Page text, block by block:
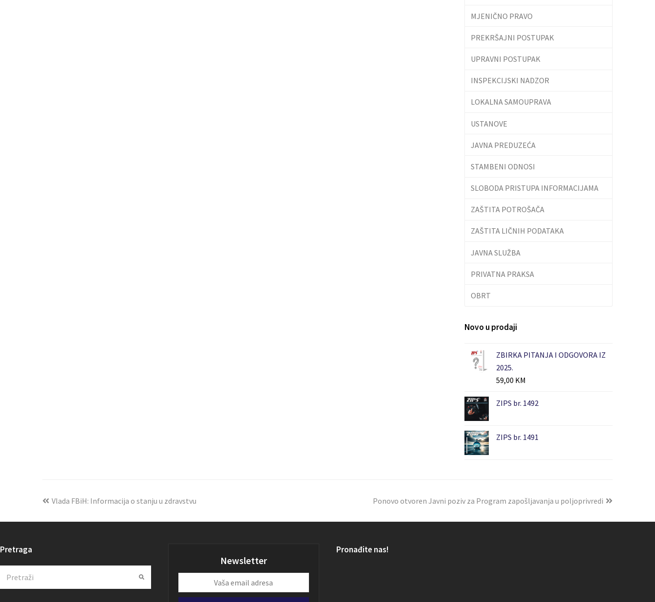
MJENIČNO PRAVO
PREKRŠAJNI POSTUPAK
UPRAVNI POSTUPAK
INSPEKCIJSKI NADZOR
LOKALNA SAMOUPRAVA
USTANOVE
JAVNA PREDUZEĆA
STAMBENI ODNOSI
SLOBODA PRISTUPA INFORMACIJAMA
ZAŠTITA POTROŠAČA
ZAŠTITA LIČNIH PODATAKA
JAVNA SLUŽBA
PRIVATNA PRAKSA
OBRT
Novo u prodaji
ZBIRKA PITANJA I ODGOVORA IZ
2025.
59,00 KM
ZIPS br. 1492
ZIPS br. 1491
Vlada FBiH: Informacija o stanju u zdravstvu Ponovo otvoren Javni poziv za Program zapošljavanja u poljoprivredi
Pretraga
Submit
Newsletter
email
Pronađite nas!